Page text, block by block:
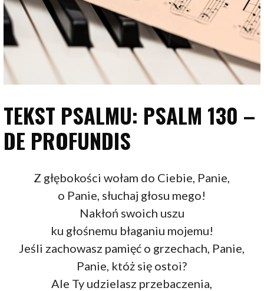
TEKST PSALMU: PSALM 130 –
DE PROFUNDIS
Z głębokości wołam do Ciebie, Panie,
o Panie, słuchaj głosu mego!
Nakłoń swoich uszu
ku głośnemu błaganiu mojemu!
Jeśli zachowasz pamięć o grzechach, Panie,
Panie, któż się ostoi?
Ale Ty udzielasz przebaczenia,